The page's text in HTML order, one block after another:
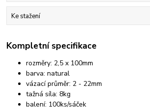
Ke stažení
Kompletní specifikace
rozměry: 2,5 x 100mm
barva: natural
vázací průměr: 2 - 22mm
tažná síla: 8kg
balení: 100ks/sáček